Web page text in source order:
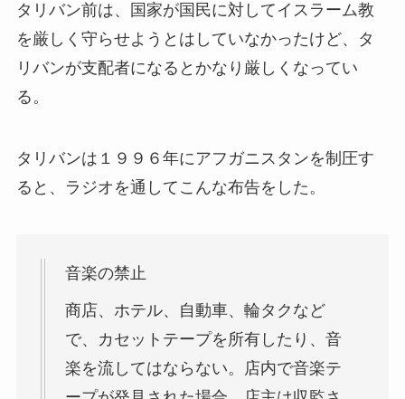
タリバン前は、国家が国民に対してイスラーム教
を厳しく守らせようとはしていなかったけど、タ
リバンが支配者になるとかなり厳しくなってい
る。
タリバンは１９９６年にアフガニスタンを制圧す
ると、ラジオを通してこんな布告をした。
音楽の禁止
商店、ホテル、自動車、輪タクなど
で、カセットテープを所有したり、音
楽を流してはならない。店内で音楽テ